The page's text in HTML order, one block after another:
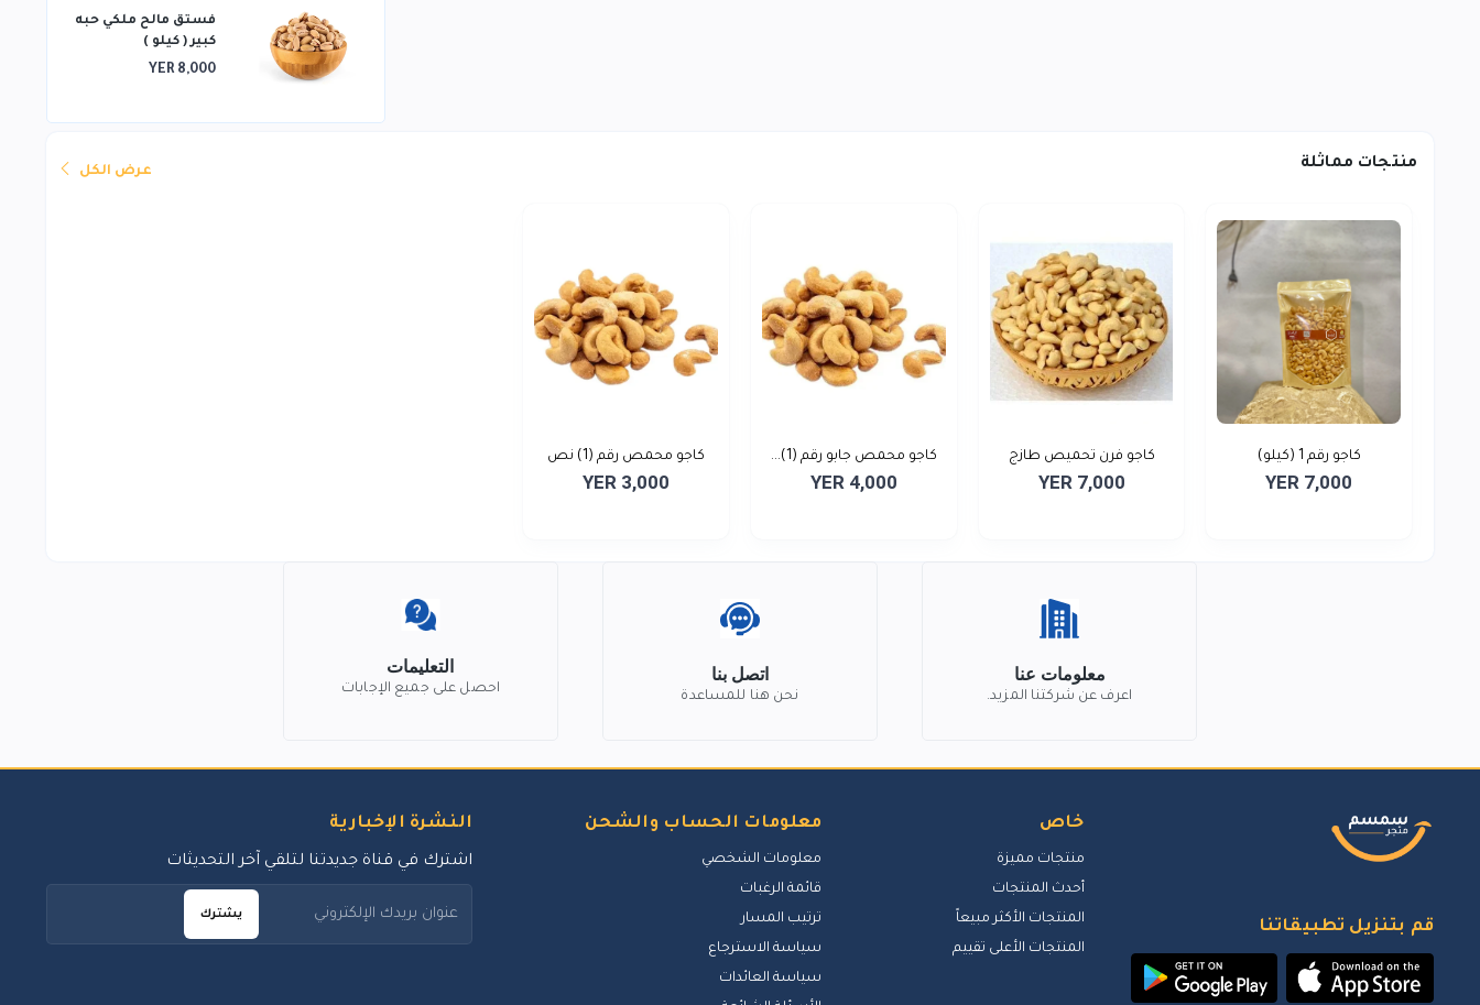
فستق مالح ملكي حبه
كبير ( كيلو )
YER 8,000
منتجات مماثلة عرض الكل
كاجو رقم 1 (كيلو)
YER 7,000
كاجو فرن تحميص طازج
كيل...
YER 7,000
كاجو محمص جابو رقم (1)...
YER 4,000
كاجو محمص رقم (1) نص
كي...
YER 3,000
معلومات عنا
اعرف عن شركتنا المزيد.
اتصل بنا
نحن هنا للمساعدة
التعليمات
احصل على جميع الإجابات
قم بتنزيل تطبيقاتنا
خاص
منتجات مميزة
أحدث المنتجات
المنتجات الأكثر مبيعاً
المنتجات الأعلى تقييم
معلومات الحساب والشحن
معلومات الشخصي
قائمة الرغبات
ترتيب المسار
سياسة الاسترجاع
سياسة العائدات
النشرة الإخبارية
اشترك في قناة جديدتنا لتلقي آخر التحديثات
يشترك